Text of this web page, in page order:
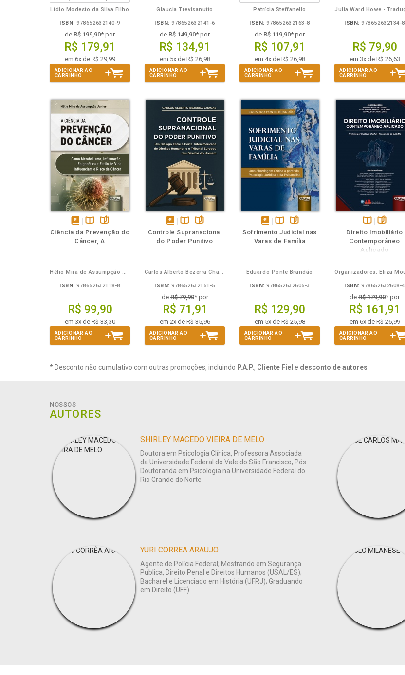
Lídio Modesto da Silva Filho
ISBN: 978652632140-9
de R$ 199,90* por
R$ 179,91
em 6x de R$ 29,99
ADICIONAR AO
CARRINHO
Glaucia Trevisanutto
ISBN: 978652632141-6
de R$ 149,90* por
R$ 134,91
em 5x de R$ 26,98
ADICIONAR AO
CARRINHO
Patrícia Steffanello
ISBN: 978652632163-8
de R$ 119,90* por
R$ 107,91
em 4x de R$ 26,98
ADICIONAR AO
CARRINHO
ISBN: 978652632134-8
R$ 79,90
em 3x de R$ 26,63
ADICIONAR AO
CARRINHO
disponível
em
Disponível
na
páginas
Ciência da Prevenção do
Câncer, A
Hélio Mira de Assumpção Junior
ISBN: 978652632118-8
R$ 99,90
em 3x de R$ 33,30
ADICIONAR AO
CARRINHO
disponível
em
Disponível
na
páginas
Controle Supranacional
do Poder Punitivo
Carlos Alberto Bezerra Chagas
ISBN: 978652632151-5
deR$ 79,90* por
R$ 71,91
em 2x de R$ 35,96
ADICIONAR AO
CARRINHO
disponível
em
Disponível
na
páginas
Sofrimento Judicial nas
Varas de Família
Eduardo Ponte Brandão
ISBN: 978652632605-3
R$ 129,90
em 5x de R$ 25,98
ADICIONAR AO
CARRINHO
Disponível
na
B.V.
páginas
Direito Imobiliário
Contemporâneo
Aplicado
ISBN: 978652632608-4
de R$ 179,90* por
R$ 161,91
em 6x de R$ 26,99
ADICIONAR AO
CARRINHO
Também
Também
* Desconto não cumulativo com outras promoções, incluindo P.A.P., Cliente Fiel e desconto de autores
NOSSOS
AUTORES
SHIRLEY MACEDO VIEIRA DE MELO
Doutora em Psicologia Clínica, Professora Associada
da Universidade Federal do Vale do São Francisco, Pós
Doutoranda em Psicologia na Universidade Federal do
Rio Grande do Norte.
YURI CORRÊA ARAUJO
Agente de Polícia Federal; Mestrando em Segurança
Pública, Direito Penal e Direitos Humanos (USAL/ES);
Bacharel e Licenciado em História (UFRJ); Graduando
em Direito (UFF).